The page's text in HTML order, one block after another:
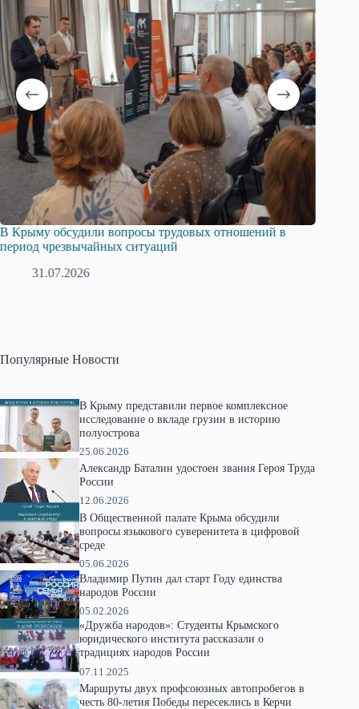
В Крыму обсудили вопросы трудовых отношений в
период чрезвычайных ситуаций
31.07.2026
Популярные Новости
В Крыму представили первое комплексное
исследование о вкладе грузин в историю
полуострова
25.06.2026
Александр Баталин удостоен звания Героя Труда
России
12.06.2026
В Общественной палате Крыма обсудили
вопросы языкового суверенитета в цифровой
среде
05.06.2026
Владимир Путин дал старт Году единства
народов России
05.02.2026
«Дружба народов»: Студенты Крымского
юридического института рассказали о
традициях народов России
07.11.2025
Маршруты двух профсоюзных автопробегов в
честь 80-летия Победы пересеклись в Керчи